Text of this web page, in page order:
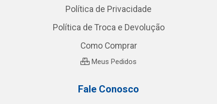
Política de Privacidade
Política de Troca e Devolução
Como Comprar
Meus Pedidos
Fale Conosco